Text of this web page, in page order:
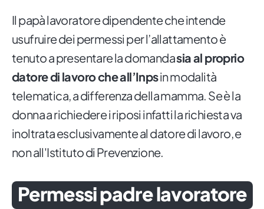
Il papà lavoratore dipendente che intende
usufruire dei permessi per l’allattamento è
tenuto a presentare la domandasia al proprio
datore di lavoro che all’Inpsin modalità
telematica, a differenza della mamma. Se è la
donna a richiedere i riposi infatti la richiesta va
inoltrata esclusivamente al datore di lavoro, e
non all'Istituto di Prevenzione.
Permessi padre lavoratore